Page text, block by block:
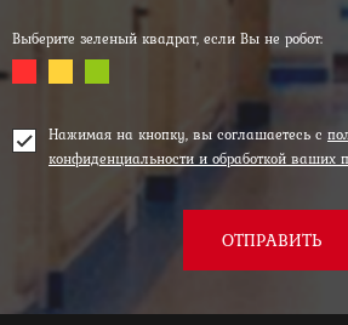
Выберите зеленый квадрат, если Вы не робот:
Нажимая на кнопку, вы соглашаетесь с
конфиденциальности и обработкой ваших
ОТПРАВИТЬ